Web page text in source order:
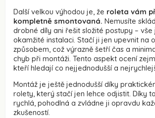
Další velkou výhodou je, že roleta vám
kompletně smontovaná. Nemusíte
drobné díly ani řešit složité postupy –
okamžité instalaci. Stačí ji jen upevnit na
způsobem, což výrazně šetří čas a
chyb při montáži. Tento aspekt ocení
kteří hledají co nejjednodušší a
Montáž je ještě jednodušší díky
rolety, který stačí jen lehce odjistit. Díky
rychlá, pohodlná a zvládne ji opravdu
zkušeností.